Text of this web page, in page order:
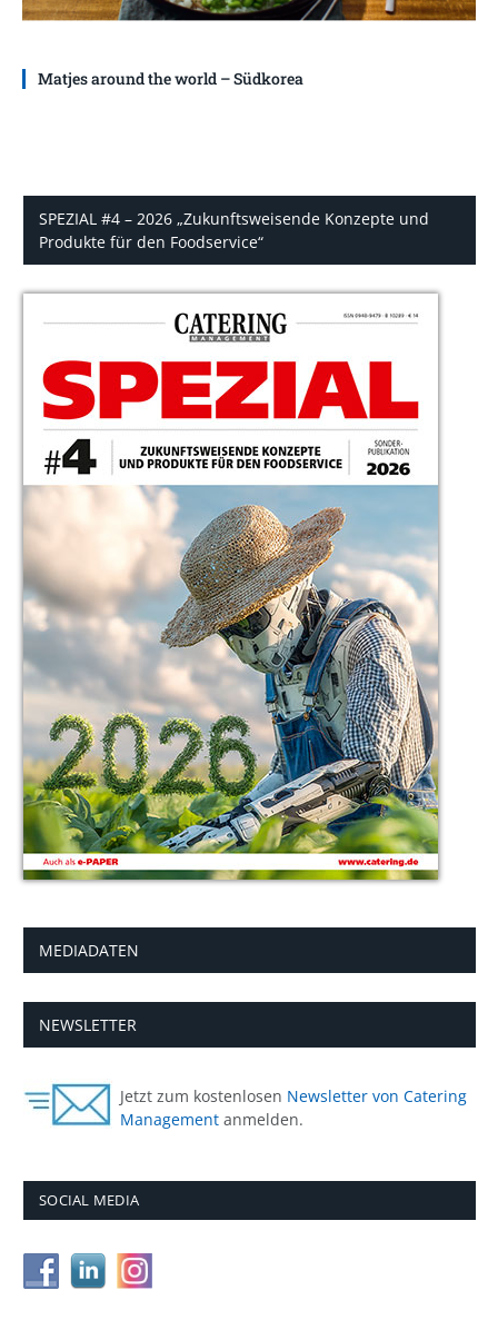
Matjes around the world – Südkorea
SPEZIAL #4 – 2026 „Zukunftsweisende Konzepte und
Produkte für den Foodservice“
MEDIADATEN
NEWSLETTER
Jetzt zum kostenlosen Newsletter von Catering
Management anmelden.
SOCIAL MEDIA